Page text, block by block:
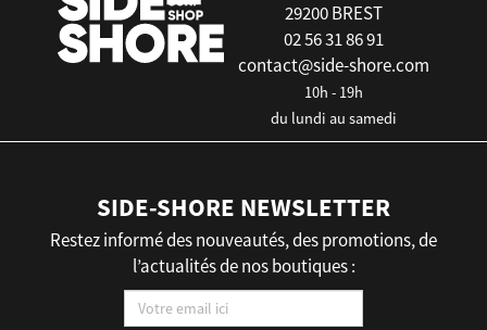
29200 BREST
02 56 31 86 91
contact@side-shore.com
10h - 19h
du lundi au samedi
SIDE-SHORE NEWSLETTER
Restez informé des nouveautés, des promotions, de
l’actualités de nos boutiques :